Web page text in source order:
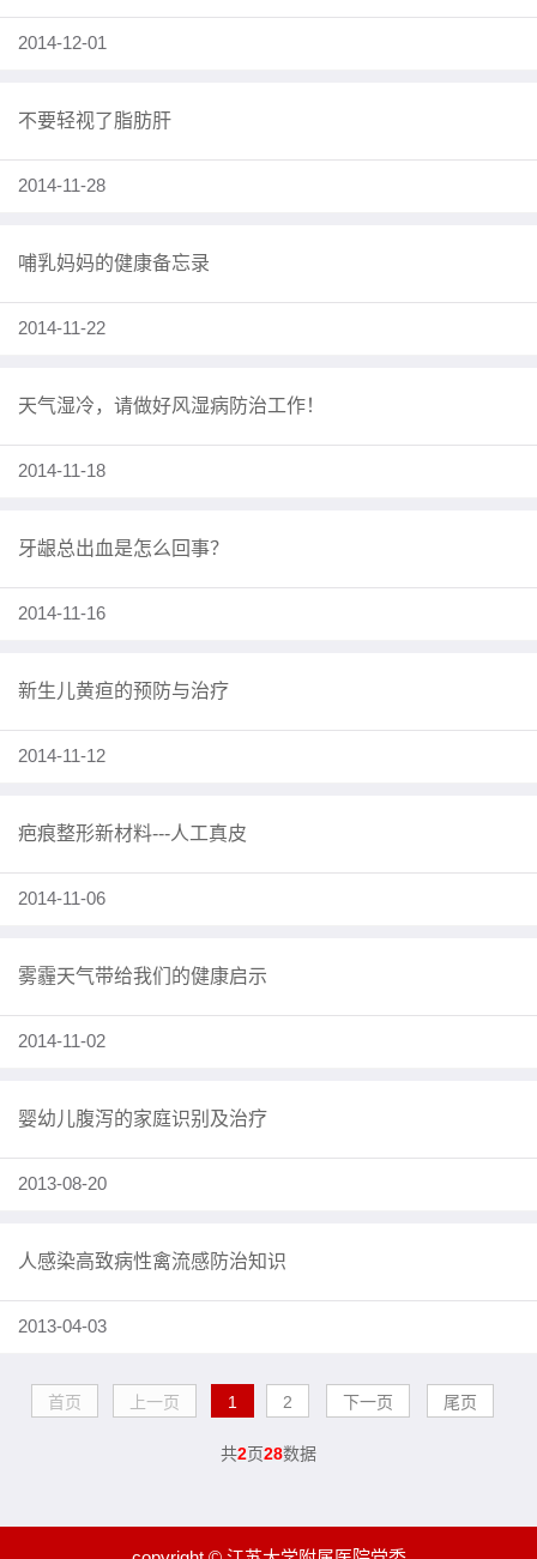
2014-12-01
不要轻视了脂肪肝
2014-11-28
哺乳妈妈的健康备忘录
2014-11-22
天气湿冷，请做好风湿病防治工作！
2014-11-18
牙龈总出血是怎么回事？
2014-11-16
新生儿黄疸的预防与治疗
2014-11-12
疤痕整形新材料---人工真皮
2014-11-06
雾霾天气带给我们的健康启示
2014-11-02
婴幼儿腹泻的家庭识别及治疗
2013-08-20
人感染高致病性禽流感防治知识
2013-04-03
首页 上一页 1 2 下一页 尾页
共2页28数据